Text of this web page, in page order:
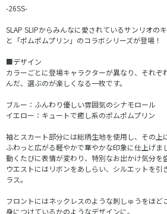
-26SS-
SLAP SLIPからみんなに愛されているサンリオの
と「ポムポムプリン」のコラボシリーズが登場！
■デザイン
カラーごとに登場キャラクターが異なり、それぞ
んだ、選ぶのが楽しくなる一枚です。
ブルー：ふんわり優しい雰囲気のシナモロール
イエロー：キュートで癒し系のポムポムプリン
袖とスカート部分には総柄生地を使用し、その上
ふわっと広がる軽やかで華やかな印象に仕上げま
動くたびに表情が変わり、特別なお出かけ気分を
ウエストにはリボンをあしらい、シルエットを
ラス。
フロントにはネックレスのような刺しゅうをほど
身につけているかのようなデザインに。